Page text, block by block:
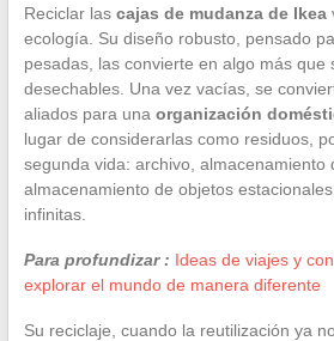
Reciclar las cajas de mudanza de Ikea
ecología. Su diseño robusto, pensado
pesadas, las convierte en algo más que
desechables. Una vez vacías, se
aliados para una organización
lugar de considerarlas como residuos,
segunda vida: archivo, almacenamiento
almacenamiento de objetos
infinitas.
Para profundizar : Ideas de viajes y
explorar el mundo de manera diferente
Su reciclaje, cuando la reutilización ya